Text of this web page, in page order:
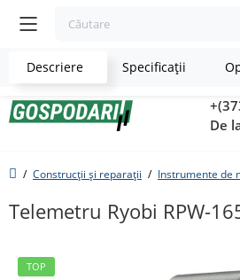
De
Construcții și reparații Instrumente de
Telemetru Ryobi RPW-
TOP
Descriere Specificaţii